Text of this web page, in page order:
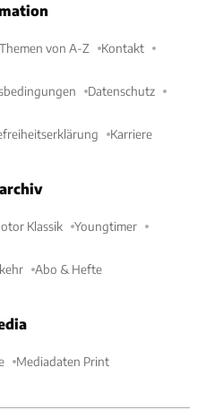
von A-Z Kontakt
Datenschutz
Karriere
Klassik Youngtimer
Abo & Hefte
Mediadaten Print